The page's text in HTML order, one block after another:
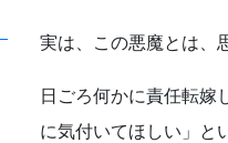
実は、この悪魔とは、
日ごろ何かに責任転嫁
に気付いてほしい」と